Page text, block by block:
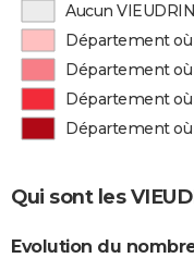
Aucun
Département où
Département où
Département
Département
Qui sont les
Evolution du